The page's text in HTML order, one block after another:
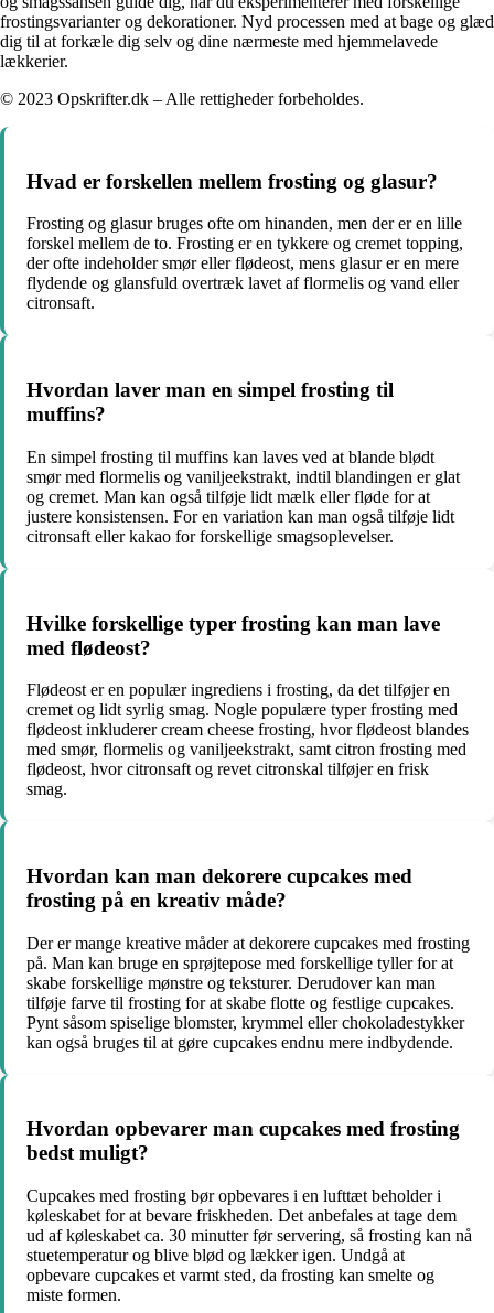
frostingsvarianter og dekorationer. Nyd processen med at bage og glæd
dig til at forkæle dig selv og dine nærmeste med hjemmelavede
lækkerier.
© 2023 Opskrifter.dk – Alle rettigheder forbeholdes.
Hvad er forskellen mellem frosting og glasur?
Frosting og glasur bruges ofte om hinanden, men der er en lille
forskel mellem de to. Frosting er en tykkere og cremet topping,
der ofte indeholder smør eller flødeost, mens glasur er en mere
flydende og glansfuld overtræk lavet af flormelis og vand eller
citronsaft.
Hvordan laver man en simpel frosting til
muffins?
En simpel frosting til muffins kan laves ved at blande blødt
smør med flormelis og vaniljeekstrakt, indtil blandingen er glat
og cremet. Man kan også tilføje lidt mælk eller fløde for at
justere konsistensen. For en variation kan man også tilføje lidt
citronsaft eller kakao for forskellige smagsoplevelser.
Hvilke forskellige typer frosting kan man lave
med flødeost?
Flødeost er en populær ingrediens i frosting, da det tilføjer en
cremet og lidt syrlig smag. Nogle populære typer frosting med
flødeost inkluderer cream cheese frosting, hvor flødeost blandes
med smør, flormelis og vaniljeekstrakt, samt citron frosting med
flødeost, hvor citronsaft og revet citronskal tilføjer en frisk
smag.
Hvordan kan man dekorere cupcakes med
frosting på en kreativ måde?
Der er mange kreative måder at dekorere cupcakes med frosting
på. Man kan bruge en sprøjtepose med forskellige tyller for at
skabe forskellige mønstre og teksturer. Derudover kan man
tilføje farve til frosting for at skabe flotte og festlige cupcakes.
Pynt såsom spiselige blomster, krymmel eller chokoladestykker
kan også bruges til at gøre cupcakes endnu mere indbydende.
Hvordan opbevarer man cupcakes med frosting
bedst muligt?
Cupcakes med frosting bør opbevares i en lufttæt beholder i
køleskabet for at bevare friskheden. Det anbefales at tage dem
ud af køleskabet ca. 30 minutter før servering, så frosting kan nå
stuetemperatur og blive blød og lækker igen. Undgå at
opbevare cupcakes et varmt sted, da frosting kan smelte og
miste formen.